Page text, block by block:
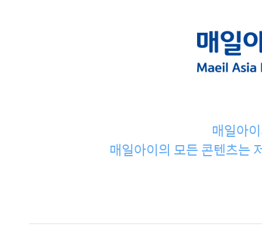
매일아
매일아이의 모든 콘텐츠는